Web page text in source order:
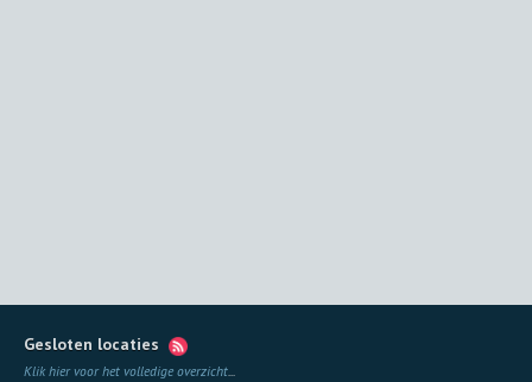
Gesloten locaties
Klik hier voor het volledige overzicht...